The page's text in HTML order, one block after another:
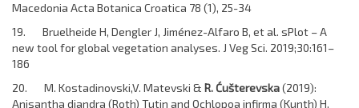
Macedonia Acta Botanica Croatica 78 (1), 25-34
19. Bruelheide H, Dengler J, Jiménez-Alfaro B, et al. sPlot – A
new tool for global vegetation analyses. J Veg Sci. 2019;30:161–
186
20. M. Kostadinovski,V. Matevski & R. Ćušterevska(2019):
Anisantha diandra (Roth) Tutin and Ochlopoa infirma (Kunth) H.